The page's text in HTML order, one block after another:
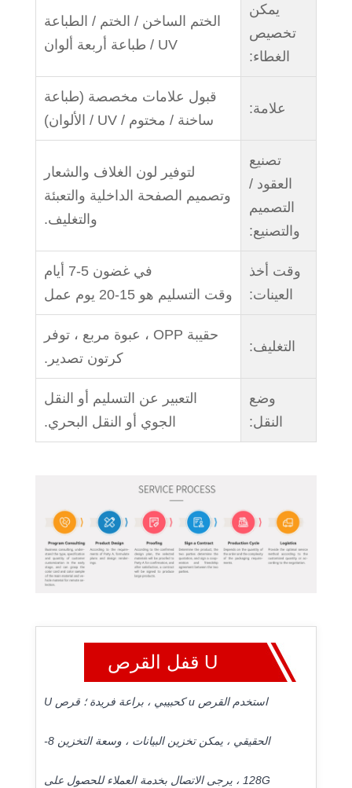
يمكن
تخصيص
الغطاء:
الختم الساخن / الختم / الطباعة
UV / طباعة أربعة ألوان
علامة:
قبول علامات مخصصة (طباعة
ساخنة / مختوم / UV / الألوان)
تصنيع
العقود /
التصميم
والتصنيع:
لتوفير لون الغلاف والشعار
وتصميم الصفحة الداخلية والتعبئة
والتغليف.
وقت أخذ
العينات:
في غضون 5-7 أيام
وقت التسليم هو 15-20 يوم عمل
التغليف:
حقيبة OPP ، عبوة مربع ، توفر
كرتون تصدير.
وضع
النقل:
التعبير عن التسليم أو النقل
الجوي أو النقل البحري.
U قفل القرص
استخدم القرص u كحبيبي ، براعة فريدة ؛ قرص U
الحقيقي ، يمكن تخزين البيانات ، وسعة التخزين 8-
128G ، يرجى الاتصال بخدمة العملاء للحصول على